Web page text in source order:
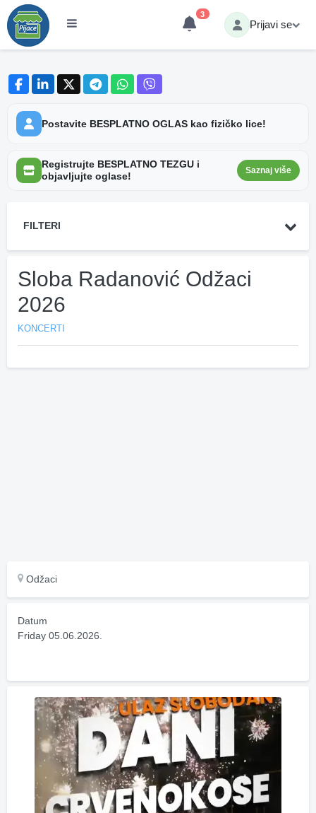
3
Prijavi se
Postavite BESPLATNO OGLAS kao fizičko lice!
Registrujte BESPLATNO TEZGU i
objavljujte oglase!
Saznaj više
FILTERI
Sloba Radanović Odžaci
2026
KONCERTI
Odžaci
Datum
Friday 05.06.2026.